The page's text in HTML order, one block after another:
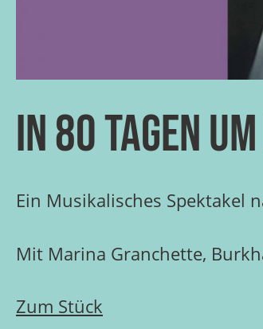
In 80 Tagen
Ein Musikalisches Spektakel
Mit Marina Granchette,
Zum Stück